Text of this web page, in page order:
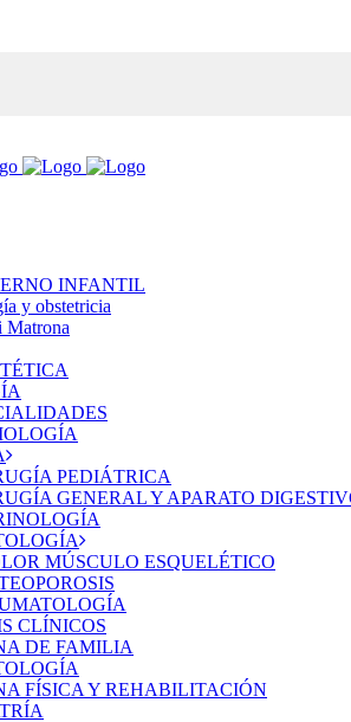
INFANTIL
y obstetricia
Matrona
PEDIÁTRICA
GENERAL Y APARATO
MÚSCULO ESQUELÉTICO
CLÍNICOS
DE FAMILIA
FÍSICA Y REHABILITACIÓN